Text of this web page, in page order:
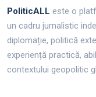
PoliticALL este o
un cadru jurnalistic
diplomație, politică
experiență practică,
contextului geopolitic